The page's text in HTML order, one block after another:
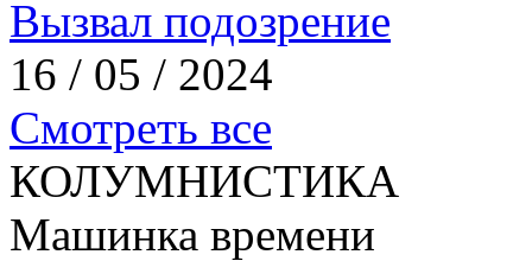
Вызвал подозрение
16 / 05 / 2024
Смотреть все
КОЛУМНИСТИКА
Машинка времени